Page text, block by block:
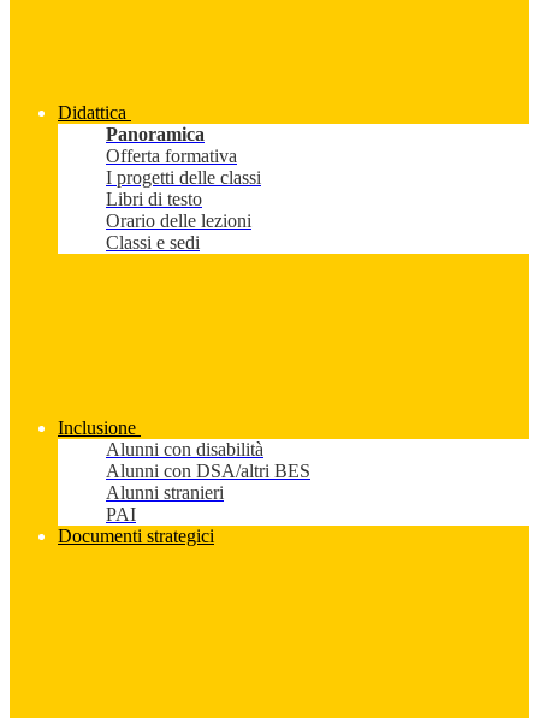
Didattica
Panoramica
Offerta formativa
I progetti delle classi
Libri di testo
Orario delle lezioni
Classi e sedi
Inclusione
Alunni con disabilità
Alunni con DSA/altri BES
Alunni stranieri
PAI
Documenti strategici